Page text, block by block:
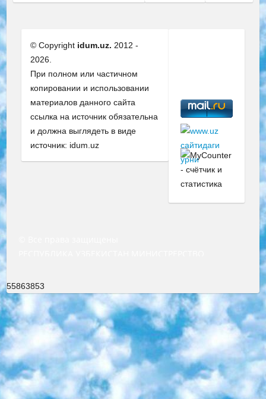
© Copyright idum.uz. 2012 -
2026.
При полном или частичном
копировании и использовании
материалов данного сайта
ссылка на источник обязательна
и должна выглядеть в виде
источник: idum.uz
55863853